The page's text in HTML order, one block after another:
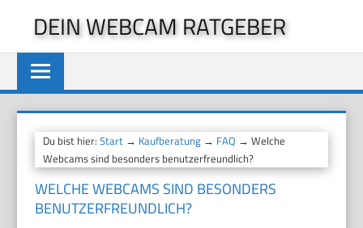
springen
DEIN WEBCAM RATGEBER
Du bist hier:Start → Kaufberatung → FAQ → Welche
Webcams sind besonders benutzerfreundlich?
WELCHE WEBCAMS SIND BESONDERS
BENUTZERFREUNDLICH?